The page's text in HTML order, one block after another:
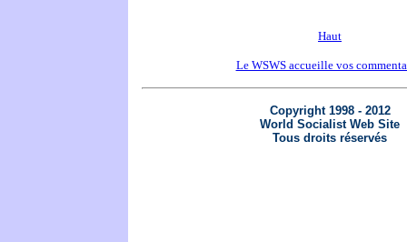
Haut
Le WSWS accueille vos
Copyright 1998 - 2012
World Socialist Web Site
Tous droits réservés